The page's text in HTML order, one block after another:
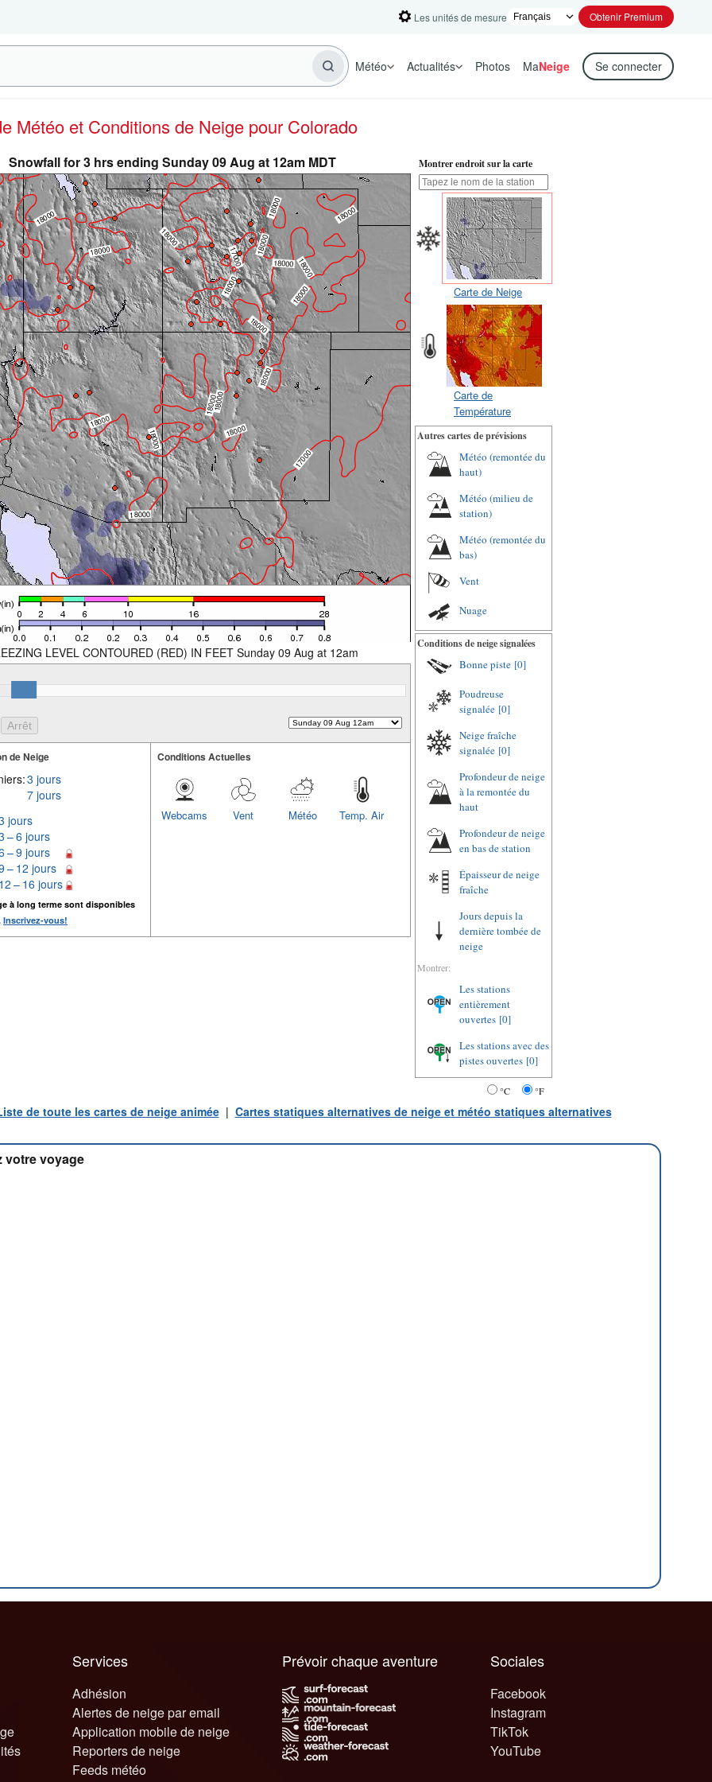
Les unités de mesure Obtenir Premium
Météo Actualités Photos MaNeige Se connecter
Météo et Conditions de Neige pour Colorado
Snowfall for 3 hrs ending Sunday 09 Aug at 12am MDT
LEVEL CONTOURED (RED) IN FEET Sunday 09 Aug at 12am
de Neige
3 jours
7 jours
jours
– 6 jours
– 9 jours
– 12 jours
– 16 jours
à long terme sont disponibles
Inscrivez-vous!
Conditions Actuelles
Temp. Air
Météo
Vent
Webcams
Montrer endroit sur la carte
Carte de Neige
Carte de
Température
Autres cartes de prévisions
Météo (remontée du
haut)
Météo (milieu de
station)
Météo (remontée du
bas)
Vent
Nuage
Conditions de neige signalées
Bonne piste [0]
Poudreuse
signalée [0]
Neige fraîche
signalée [0]
Profondeur de neige
à la remontée du
haut
Profondeur de neige
en bas de station
Épaisseur de neige
fraîche
Jours depuis la
dernière tombée de
neige
Montrer:
Les stations
entièrement
ouvertes [0]
Les stations avec des
pistes ouvertes [0]
°C °F
de toute les cartes de neige animée| Cartes statiques alternatives de neige et météo statiques alternatives
votre voyage
Services
Adhésion
Alertes de neige par email
Application mobile de neige
Reporters de neige
Feeds météo
Sociales
Facebook
Instagram
TikTok
YouTube
Prévoir chaque aventure